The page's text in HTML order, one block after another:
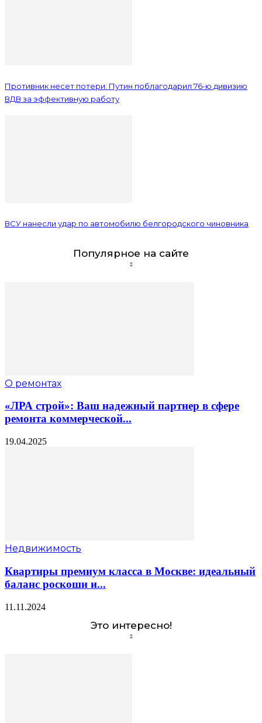
Противник несет потери: Путин поблагодарил 76-ю дивизию
ВДВ за эффективную работу
ВСУ нанесли удар по автомобилю белгородского чиновника
Популярное на сайте
О ремонтах
«ЛРА строй»: Ваш надежный партнер в сфере
ремонта коммерческой...
19.04.2025
Недвижимость
Квартиры премиум класса в Москве: идеальный
баланс роскоши и...
11.11.2024
Это интересно!